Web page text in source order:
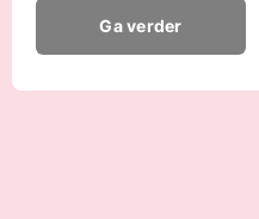
Ga verder